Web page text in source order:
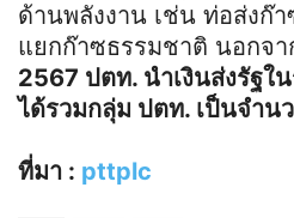
ด้านพลังงาน เช่น ท่อส่งก๊
แยกก๊าซธรรมชาติ นอกจ
2567 ปตท. นำเงินส่งรัฐใ
ได้รวมกลุ่ม ปตท. เป็นจำ
ที่มา : pttplc